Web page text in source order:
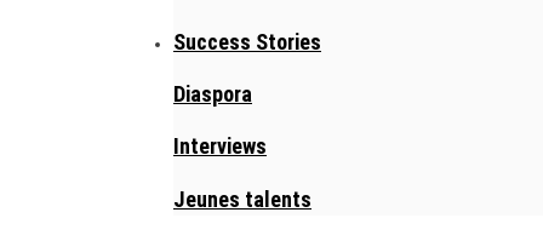
Success Stories
Diaspora
Interviews
Jeunes talents